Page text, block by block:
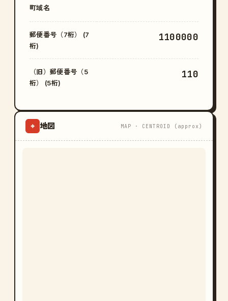
町域名
郵便番号（7桁） (7
桁)
1100000
（旧）郵便番号（5
桁） (5桁)
110
⌖ 地図 MAP · CENTROID (approx)